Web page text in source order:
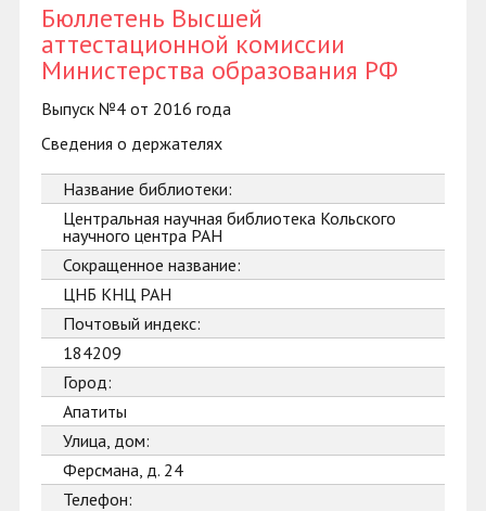
Бюллетень Высшей
аттестационной комиссии
Министерства образования РФ
Выпуск №4 от 2016 года
Сведения о держателях
Название библиотеки:
Центральная научная библиотека Кольского
научного центра РАН
Сокращенное название:
ЦНБ КНЦ РАН
Почтовый индекс:
184209
Город:
Апатиты
Улица, дом:
Ферсмана, д. 24
Телефон: